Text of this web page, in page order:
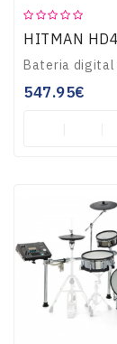
547.95€